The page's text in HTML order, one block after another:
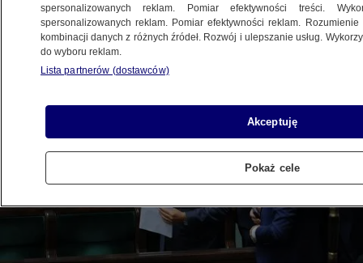
Posłuchaj artykułu
Czyta lektor AI
spersonalizowanych reklam. Pomiar efektywności treści.
spersonalizowanych reklam. Pomiar efektywności reklam.
kombinacji danych z różnych źródeł. Rozwój i ulepszanie usług.
do wyboru reklam.
Lista partnerów (dostawców)
Akceptuję
Pokaż cele